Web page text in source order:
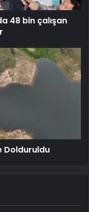
48 bin çalışan
Dolduruldu